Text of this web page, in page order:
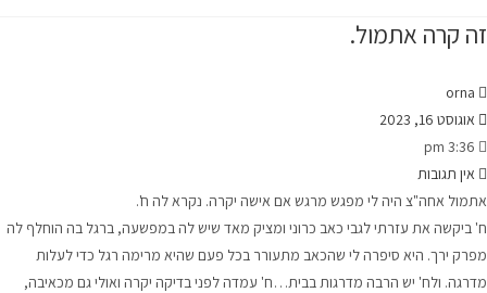
זה קרה אתמול.
orna
אוגוסט 16, 2023
3:36 pm
אין תגובות
אתמול אחה"צ היה לי מפגש מרגש אם אישה יקרה. נקרא לה ח'.
ח' ביקשה את עזרתי לגבי כאב כרוני ומציק מאד שיש לה במפשעה, ברגל בה הוחלף לה
מפרק ירך. היא סיפרה לי שהכאב מתעורר בכל פעם שהיא מרימה רגל כדי לעלות
מדרגה. ולח' יש הרבה מדרגות בבית…ח' עמדה לפני בדיקה יקרה ואולי גם מכאיבה,